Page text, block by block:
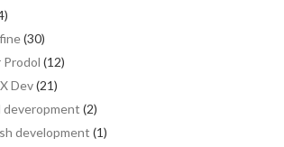
(30)
Prodol (12)
Dev(21)
deveropment (2)
development (1)